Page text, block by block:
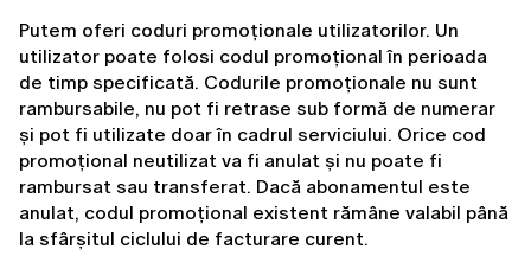
Putem oferi coduri promoționale utilizatorilor. Un
utilizator poate folosi codul promoțional în perioada
de timp specificată. Codurile promoționale nu sunt
rambursabile, nu pot fi retrase sub formă de numerar
și pot fi utilizate doar în cadrul serviciului. Orice cod
promoțional neutilizat va fi anulat și nu poate fi
rambursat sau transferat. Dacă abonamentul este
anulat, codul promoțional existent rămâne valabil până
la sfârșitul ciclului de facturare curent.